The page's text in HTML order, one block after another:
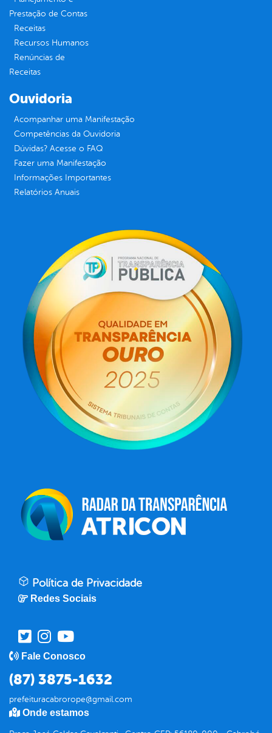
Prestação de Contas
Receitas
Recursos Humanos
Renúncias de
Receitas
Ouvidoria
Acompanhar uma Manifestação
Competências da Ouvidoria
Dúvidas? Acesse o FAQ
Fazer uma Manifestação
Informações Importantes
Relatórios Anuais
Política de Privacidade
Redes Sociais
Fale Conosco
(87) 3875-1632
prefeituracabrorope@gmail.com
Onde estamos